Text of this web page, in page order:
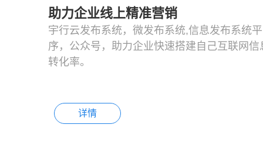
助力企业线上精准营销
宇行云发布系统，微发布系统,信息发布系统
序，公众号，助力企业快速搭建自己互联网
转化率。
详情